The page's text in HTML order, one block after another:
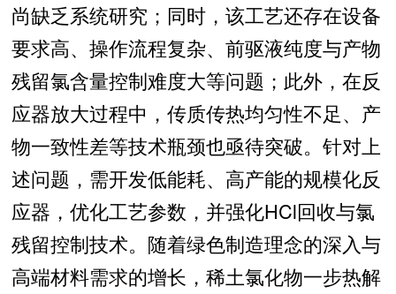
尚缺乏系统研究；同时，该工艺还存在设备
要求高、操作流程复杂、前驱液纯度与产物
残留氯含量控制难度大等问题；此外，在反
应器放大过程中，传质传热均匀性不足、产
物一致性差等技术瓶颈也亟待突破。针对上
述问题，需开发低能耗、高产能的规模化反
应器，优化工艺参数，并强化HCl回收与氯
残留控制技术。随着绿色制造理念的深入与
高端材料需求的增长，稀土氯化物一步热解